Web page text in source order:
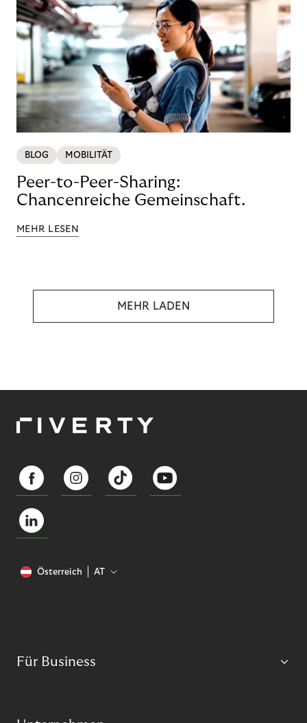
BLOG MOBILITÄT
Peer-to-Peer-Sharing:
Chancenreiche Gemeinschaft.
MEHR LESEN
MEHR LADEN
Österreich AT
Für Business